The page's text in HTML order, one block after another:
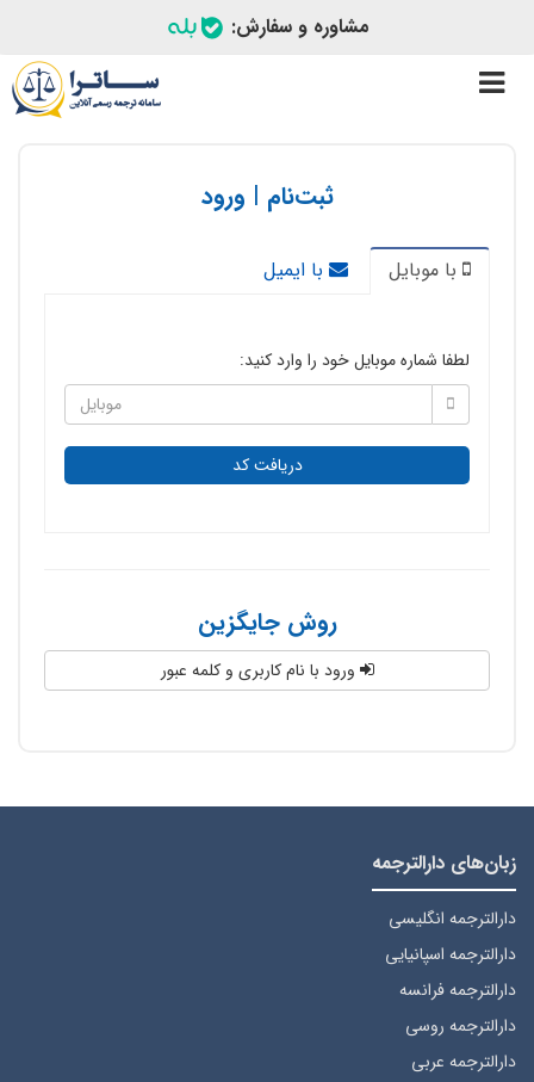
مشاوره و سفارش:
Toggle
ثبت‌نام | ورود
با موبایل با ایمیل
لطفا شماره موبایل خود را وارد کنید:
دریافت کد
روش جایگزین
ورود با نام کاربری و کلمه عبور
زبان‌های دارالترجمه
دارالترجمه انگلیسی
دارالترجمه اسپانیایی
دارالترجمه فرانسه
دارالترجمه روسی
دارالترجمه عربی